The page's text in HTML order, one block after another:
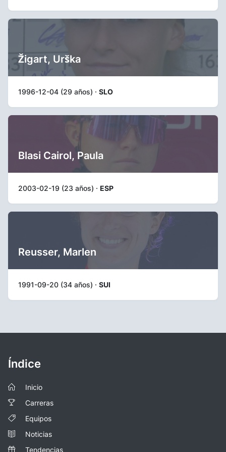
Žigart, Urška
1996-12-04 (29 años) · SLO
Blasi Cairol, Paula
2003-02-19 (23 años) · ESP
Reusser, Marlen
1991-09-20 (34 años) · SUI
Índice
Inicio
Carreras
Equipos
Noticias
Tendencias